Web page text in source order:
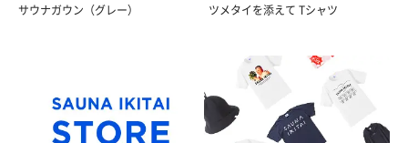
サウナガウン（グレー） ツメタイを添えて Tシャツ